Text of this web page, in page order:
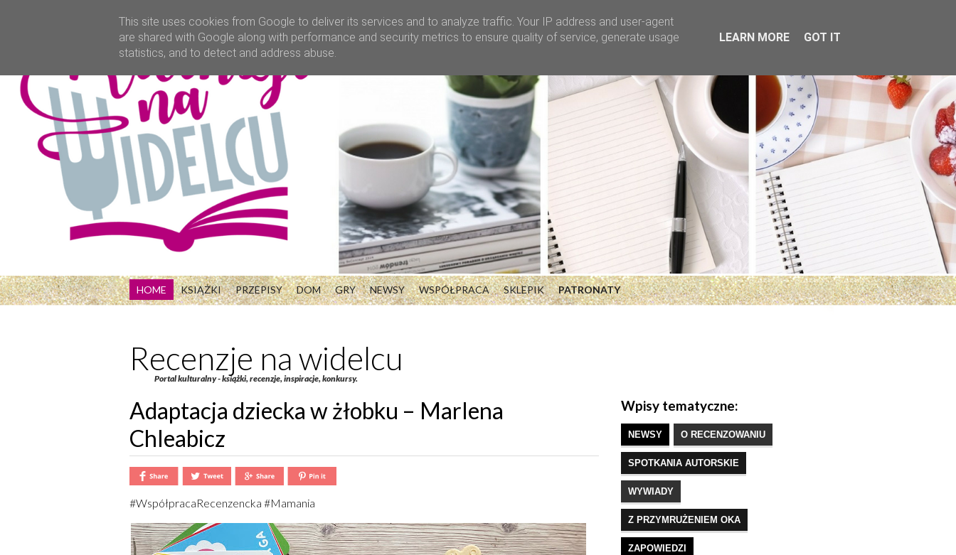
HOME KSIĄŻKI PRZEPISY DOM GRY NEWSY WSPÓŁPRACA SKLEPIK PATRONATY
Recenzje na widelcu
Portal kulturalny - książki, recenzje, inspiracje, konkursy.
Adaptacja dziecka w żłobku – Marlena
Chleabicz
#WspółpracaRecenzencka #Mamania
Wpisy tematyczne:
NEWSY O RECENZOWANIU
SPOTKANIA AUTORSKIE
WYWIADY
Z PRZYMRUŻENIEM OKA
ZAPOWIEDZI
This site uses cookies from Google to deliver its services and to analyze traffic. Your IP address and user-agent
are shared with Google along with performance and security metrics to ensure quality of service, generate usage
statistics, and to detect and address abuse.
LEARN MORE GOT IT